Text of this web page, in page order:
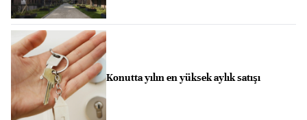
Konutta yılın en yüksek aylık satışı